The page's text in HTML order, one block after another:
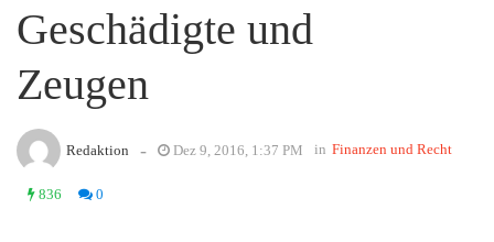
Geschädigte und
Zeugen
Redaktion - Dez 9, 2016, 1:37 PM in Finanzen und Recht
836 0